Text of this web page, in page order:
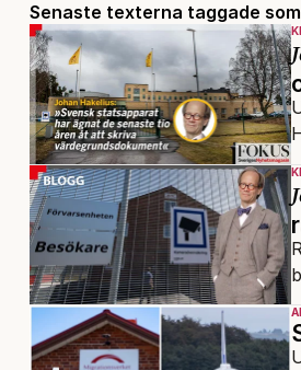
Senaste texterna taggade